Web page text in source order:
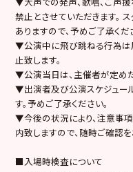
禁止とさせていただきます。
ありますので、予めご了承くだ
▼公演中に飛び跳ねる行為は
止致します。
▼公演当日は、主催者が定め
▼出演者及び公演スケジュー
す。予めご了承ください。
▼今後の状況により、注意事
内致しますので、随時ご確認を
■入場時検査について